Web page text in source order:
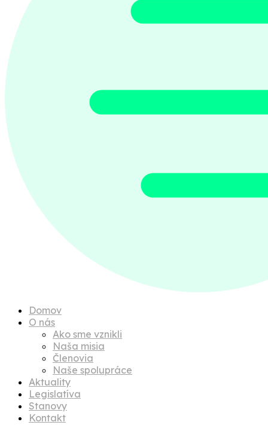
Domov
O nás
Ako sme vznikli
Naša misia
Členovia
Naše spolupráce
Aktuality
Legislatíva
Stanovy
Kontakt